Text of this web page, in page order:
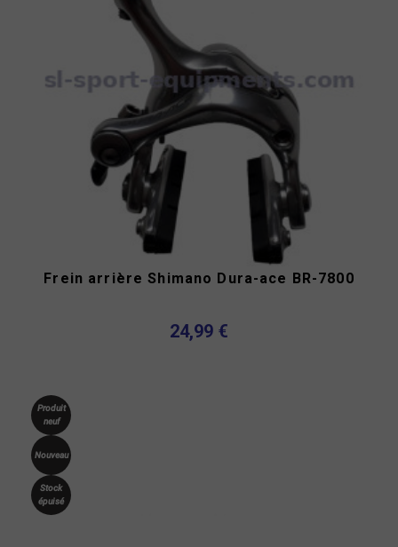
Frein arrière Shimano Dura-ace BR-7800
24,99 €
Produit
neuf
Nouveau
Stock
épuisé